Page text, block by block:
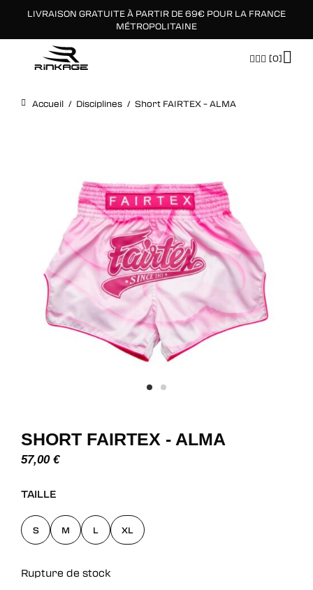
LIVRAISON GRATUITE À PARTIR DE 69€ POUR LA FRANCE
MÉTROPOLITAINE
[0]
Accueil / Disciplines / Short FAIRTEX – ALMA
SHORT FAIRTEX - ALMA
57,00 €
TAILLE
S M L XL
Rupture de stock